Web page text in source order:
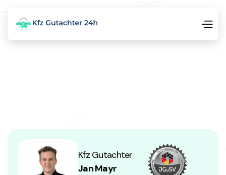
Kfz Gutachter
Jan Mayr